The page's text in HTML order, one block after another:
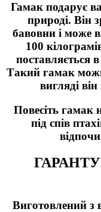
Гамак подарує
природі. Він
бавовни і може
100
поставляється
Такий гамак
вигляді
Повесіть гамак
під спів
Виготовлений з